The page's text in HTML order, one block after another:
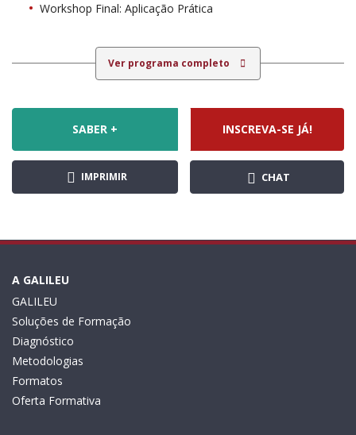
Workshop Final: Aplicação Prática
Ver programa completo
SABER + INSCREVA-SE JÁ!
IMPRIMIR CHAT
A GALILEU
GALILEU
Soluções de Formação
Diagnóstico
Metodologias
Formatos
Oferta Formativa